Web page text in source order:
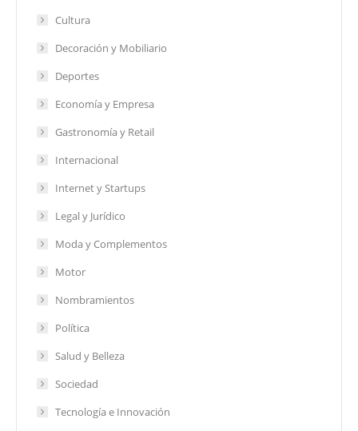
Cultura
Decoración y Mobiliario
Deportes
Economía y Empresa
Gastronomía y Retail
Internacional
Internet y Startups
Legal y Jurídico
Moda y Complementos
Motor
Nombramientos
Política
Salud y Belleza
Sociedad
Tecnología e Innovación